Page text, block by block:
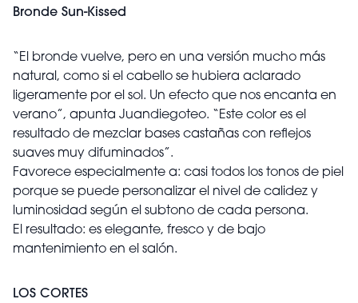
Bronde Sun-Kissed
“El bronde vuelve, pero en una versión mucho más
natural, como si el cabello se hubiera aclarado
ligeramente por el sol. Un efecto que nos encanta en
verano”, apunta Juandiegoteo. “Este color es el
resultado de mezclar bases castañas con reflejos
suaves muy difuminados”.
Favorece especialmente a: casi todos los tonos de piel
porque se puede personalizar el nivel de calidez y
luminosidad según el subtono de cada persona.
El resultado: es elegante, fresco y de bajo
mantenimiento en el salón.
LOS CORTES